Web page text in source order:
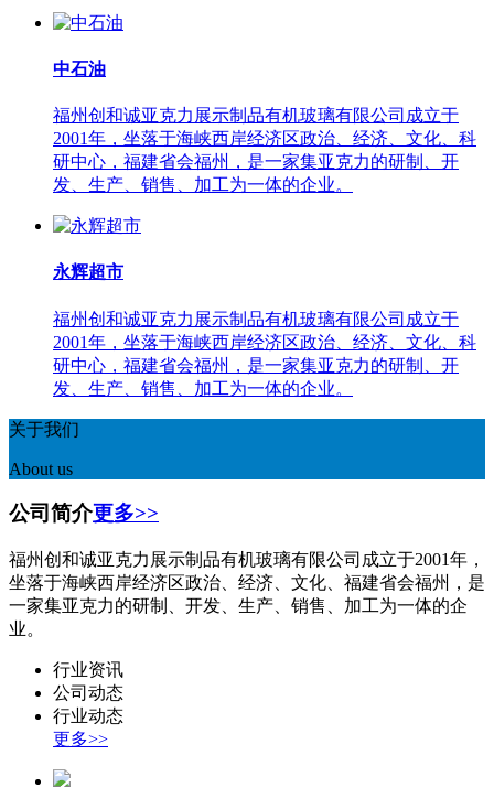
中石油
福州创和诚亚克力展示制品有机玻璃有限公司成立于
2001年，坐落于海峡西岸经济区政治、经济、文化、科
研中心，福建省会福州，是一家集亚克力的研制、开
发、生产、销售、加工为一体的企业。
永辉超市
福州创和诚亚克力展示制品有机玻璃有限公司成立于
2001年，坐落于海峡西岸经济区政治、经济、文化、科
研中心，福建省会福州，是一家集亚克力的研制、开
发、生产、销售、加工为一体的企业。
关于我们
About us
公司简介更多>>
福州创和诚亚克力展示制品有机玻璃有限公司成立于2001年，
坐落于海峡西岸经济区政治、经济、文化、福建省会福州，是
一家集亚克力的研制、开发、生产、销售、加工为一体的企
业。
行业资讯
公司动态
行业动态
更多>>